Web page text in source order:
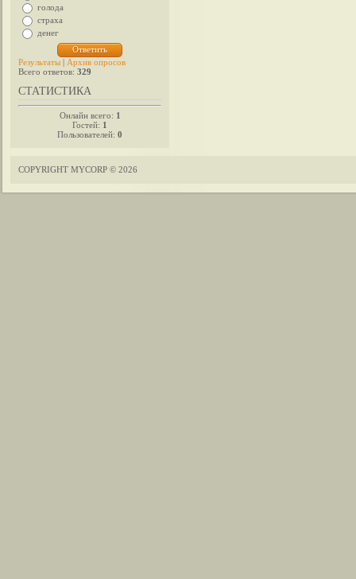
голода
страха
денег
Результаты | Архив опросов
Всего ответов: 329
СТАТИСТИКА
Онлайн всего: 1
Гостей: 1
Пользователей: 0
COPYRIGHT MYCORP © 2026